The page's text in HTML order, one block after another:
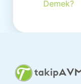
Demek?